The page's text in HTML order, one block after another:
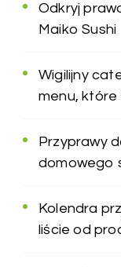
Odkryj
Maiko Sushi
Wigilijny
menu, które
Przyprawy
domowego
Kolendra
liście od